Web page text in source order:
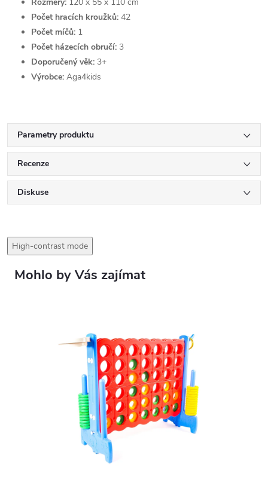
Počet hracích kroužků: 42
Počet míčů: 1
Počet házecích obručí: 3
Doporučený věk: 3+
Výrobce: Aga4kids
Parametry produktu
Recenze
Diskuse
High-contrast mode